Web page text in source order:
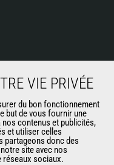
VIE PRIVÉE
du bon fonctionnement
but de vous fournir une
contenus et publicités,
et utiliser celles
partageons donc des
site avec nos
réseaux sociaux.